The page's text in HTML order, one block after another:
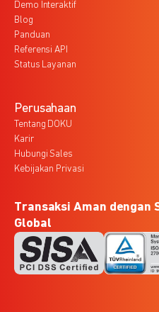
Demo Interaktif
Blog
Panduan
Referensi API
Status Layanan
Perusahaan
Tentang DOKU
Karir
Hubungi Sales
Kebijakan Privasi
Transaksi Aman dengan
Global